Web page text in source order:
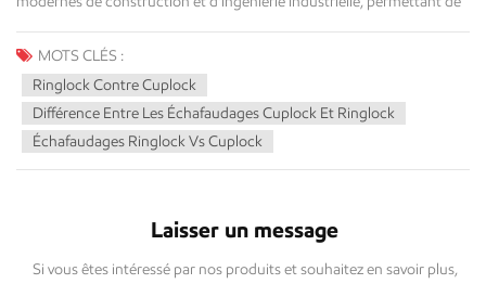
MOTS CLÉS :
Ringlock Contre Cuplock
Différence Entre Les Échafaudages Cuplock Et Ringlock
Échafaudages Ringlock Vs Cuplock
Laisser un message
Si vous êtes intéressé par nos produits et souhaitez en savoir plus,